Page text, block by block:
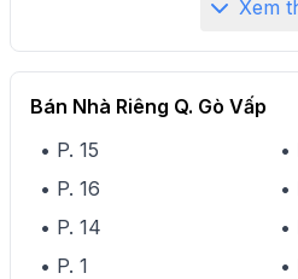
Xem
Bán Nhà Riêng Q. Gò Vấp
• P. 15
•
• P. 16
•
• P. 14
•
• P. 1
•